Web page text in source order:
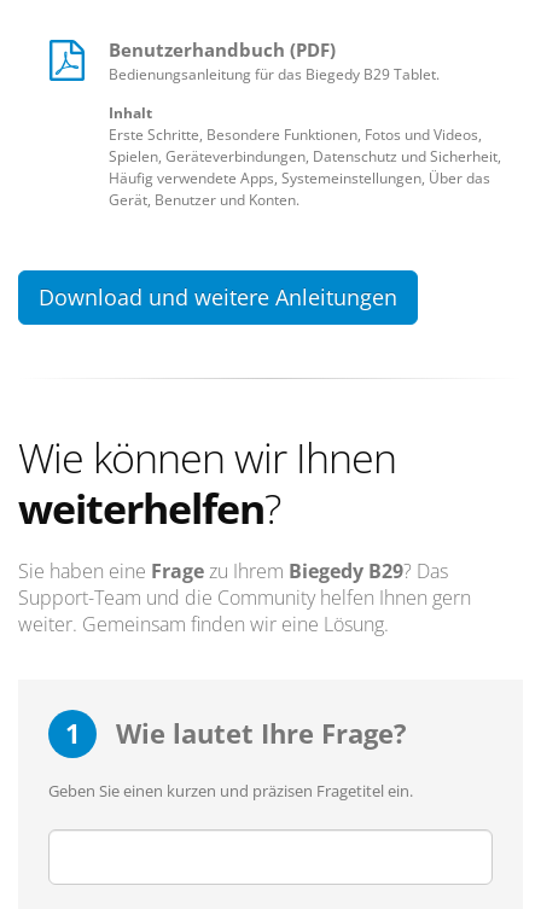
Benutzerhandbuch (PDF)
Bedienungsanleitung für das Biegedy B29 Tablet.
Inhalt
Erste Schritte, Besondere Funktionen, Fotos und Videos,
Spielen, Geräteverbindungen, Datenschutz und Sicherheit,
Häufig verwendete Apps, Systemeinstellungen, Über das
Gerät, Benutzer und Konten.
Download und weitere Anleitungen
Wie können wir Ihnen
weiterhelfen?
Sie haben eine Fragezu Ihrem Biegedy B29? Das
Support-Team und die Community helfen Ihnen gern
weiter. Gemeinsam finden wir eine Lösung.
1 Wie lautet Ihre Frage?
Geben Sie einen kurzen und präzisen Fragetitel ein.